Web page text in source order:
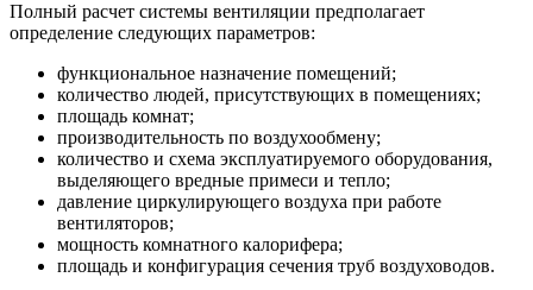
Полный расчет системы вентиляции предполагает
определение следующих параметров:
функциональное назначение помещений;
количество людей, присутствующих в помещениях;
площадь комнат;
производительность по воздухообмену;
количество и схема эксплуатируемого оборудования,
выделяющего вредные примеси и тепло;
давление циркулирующего воздуха при работе
вентиляторов;
мощность комнатного калорифера;
площадь и конфигурация сечения труб воздуховодов.